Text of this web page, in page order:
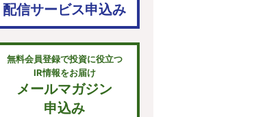
配信サービス申込み
無料会員登録で投資に役立つ
IR情報をお届け
メールマガジン
申込み